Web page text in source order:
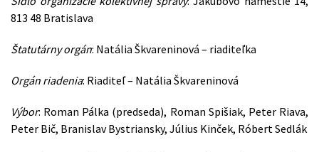
813 48 Bratislava
Štatutárny orgán: Natália Škvareninová – riaditeľka
Orgán riadenia: Riaditeľ – Natália Škvareninová
Výbor: Roman Pálka (predseda), Roman Spišiak, Peter Riava,
Peter Bič, Branislav Bystriansky, Július Kinček, Róbert Sedlák